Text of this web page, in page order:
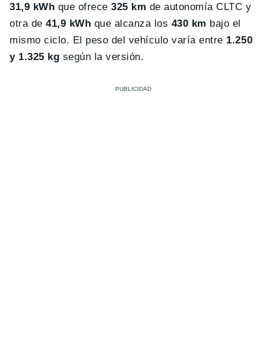
31,9 kWh que ofrece325 km de autonomía CLTC y
otra de41,9 kWh que alcanza los 430 km bajo el
mismo ciclo. El peso del vehículo varía entre 1.250
y 1.325 kg según la versión.